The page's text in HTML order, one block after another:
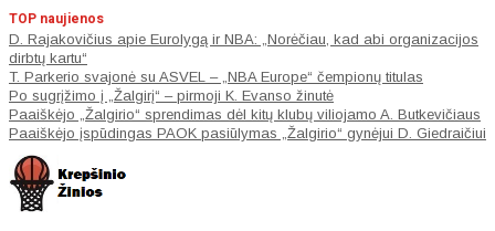
TOP naujienos
D. Rajakovičius apie Eurolygą ir NBA: „Norėčiau, kad abi organizacijos
dirbtų kartu“
T. Parkerio svajonė su ASVEL – „NBA Europe“ čempionų titulas
Po sugrįžimo į „Žalgirį“ – pirmoji K. Evanso žinutė
Paaiškėjo „Žalgirio“ sprendimas dėl kitų klubų viliojamo A. Butkevičiaus
Paaiškėjo įspūdingas PAOK pasiūlymas „Žalgirio“ gynėjui D. Giedraičiui